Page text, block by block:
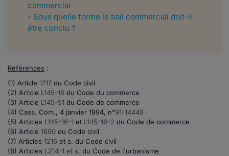
commercial
- Sous quelle forme le bail commercial doit-il
être conclu ?
Références :
(1) Article 1717 du Code civil
(2) Article L145-16 du Code du commerce
(3) Article L145-51 du Code de commerce
(4) Cass. Com., 4 janvier 1994, n°91-14448
(5) Articles L145-16-1 et L145-16-2 du Code de commerce
(6) Article 1690 du Code civil
(7) Articles 1216 et s. du Code civil
(8) Articles L214-1 et s. du Code de l'urbanisme